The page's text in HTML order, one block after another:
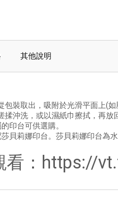
其他說明
包裝取出，吸附於光滑平面上(
揉沖洗，或以濕紙巾擦拭，再放
印台可供選購。
貝莉娜印台。莎貝莉娜印台為
： https://